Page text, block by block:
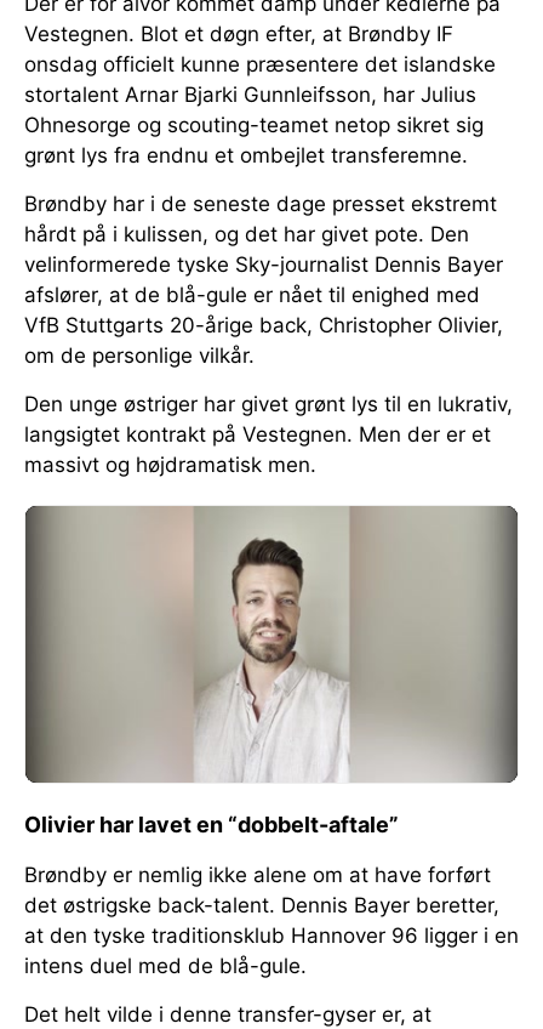
Vestegnen. Blot et døgn efter, at Brøndby IF
onsdag officielt kunne præsentere det islandske
stortalent Arnar Bjarki Gunnleifsson, har Julius
Ohnesorge og scouting-teamet netop sikret sig
grønt lys fra endnu et ombejlet transferemne.
Brøndby har i de seneste dage presset ekstremt
hårdt på i kulissen, og det har givet pote. Den
velinformerede tyske Sky-journalist Dennis Bayer
afslører, at de blå-gule er nået til enighed med
VfB Stuttgarts 20-årige back, Christopher Olivier,
om de personlige vilkår.
Den unge østriger har givet grønt lys til en lukrativ,
langsigtet kontrakt på Vestegnen. Men der er et
massivt og højdramatisk men.
Olivier har lavet en “dobbelt-aftale”
Brøndby er nemlig ikke alene om at have forført
det østrigske back-talent. Dennis Bayer beretter,
at den tyske traditionsklub Hannover 96 ligger i en
intens duel med de blå-gule.
Det helt vilde i denne transfer-gyser er, at